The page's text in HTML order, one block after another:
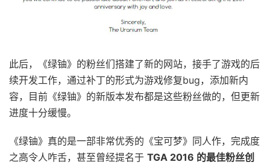
此后，《绿铀》的粉丝们搭建了新的网站，接手了游戏的后
续开发工作，通过补丁的形式为游戏修复bug，添加新内
容，目前《绿铀》的新版本发布都是这些粉丝做的，但更新
进度十分缓慢。
《绿铀》真的是一部非常优秀的《宝可梦》同人作，完成度
之高令人咋舌，甚至曾经提名于 TGA 2016 的最佳粉丝创